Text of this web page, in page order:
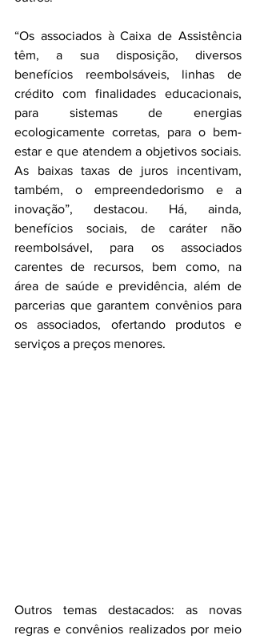
“Os associados à Caixa de Assistência
têm, a sua disposição, diversos
benefícios reembolsáveis, linhas de
crédito com finalidades educacionais,
para sistemas de energias
ecologicamente corretas, para o bem-
estar e que atendem a objetivos sociais.
As baixas taxas de juros incentivam,
também, o empreendedorismo e a
inovação”, destacou. Há, ainda,
benefícios sociais, de caráter não
reembolsável, para os associados
carentes de recursos, bem como, na
área de saúde e previdência, além de
parcerias que garantem convênios para
os associados, ofertando produtos e
serviços a preços menores.
Outros temas destacados: as novas
regras e convênios realizados por meio